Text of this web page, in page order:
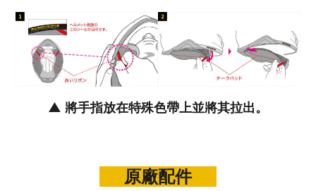
▲ 將手指放在特殊色帶上並將其拉出。
原廠配件